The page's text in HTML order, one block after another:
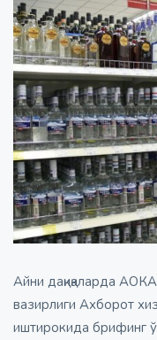
Айни дақиқаларда
вазирлиги Ахборот
иштирокида брифинг